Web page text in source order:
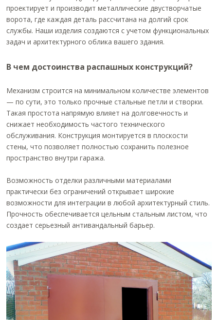
проектирует и производит металлические двустворчатые
ворота, где каждая деталь рассчитана на долгий срок
службы. Наши изделия создаются с учетом функциональных
задач и архитектурного облика вашего здания.
В чем достоинства распашных конструкций?
Механизм строится на минимальном количестве элементов
— по сути, это только прочные стальные петли и створки.
Такая простота напрямую влияет на долговечность и
снижает необходимость частого технического
обслуживания. Конструкция монтируется в плоскости
стены, что позволяет полностью сохранить полезное
пространство внутри гаража.
Возможность отделки различными материалами
практически без ограничений открывает широкие
возможности для интеграции в любой архитектурный стиль.
Прочность обеспечивается цельным стальным листом, что
создает серьезный антивандальный барьер.